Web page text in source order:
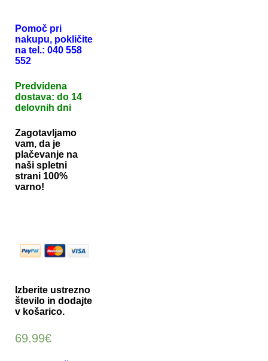
Pomoč pri
nakupu, pokličite
na tel.: 040 558
552
Predvidena
dostava: do 14
delovnih dni
Zagotavljamo
vam, da je
plačevanje na
naši spletni
strani 100%
varno!
Izberite ustrezno
število in dodajte
v košarico.
69.99€